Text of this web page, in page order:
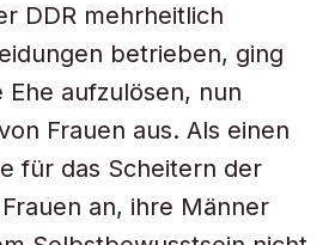
DDR mehrheitlich
betrieben, ging
Ehe aufzulösen, nun
Frauen aus. Als einen
für das Scheitern der
an, ihre Männer